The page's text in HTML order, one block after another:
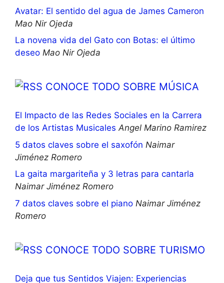
Avatar: El sentido del agua de James Cameron
Mao Nir Ojeda
La novena vida del Gato con Botas: el último
deseo Mao Nir Ojeda
CONOCE TODO SOBRE MÚSICA
El Impacto de las Redes Sociales en la Carrera
de los Artistas Musicales Angel Marino Ramirez
5 datos claves sobre el saxofón Naimar
Jiménez Romero
La gaita margariteña y 3 letras para cantarla
Naimar Jiménez Romero
7 datos claves sobre el piano Naimar Jiménez
Romero
CONOCE TODO SOBRE TURISMO
Deja que tus Sentidos Viajen: Experiencias